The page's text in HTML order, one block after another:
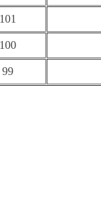
101
100
99